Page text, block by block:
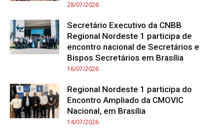
28/07/2026
Secretário Executivo da CNBB
Regional Nordeste 1 participa de
encontro nacional de Secretários e
Bispos Secretários em Brasília
16/07/2026
Regional Nordeste 1 participa do
Encontro Ampliado da CMOVIC
Nacional, em Brasília
14/07/2026